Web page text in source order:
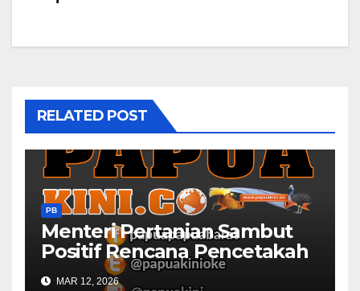
RELATED POST
PB
Menteri Pertanian Sambut
Positif Rencana Pencetakah
Sawah dan Ladang di Papua
MAR 12, 2026